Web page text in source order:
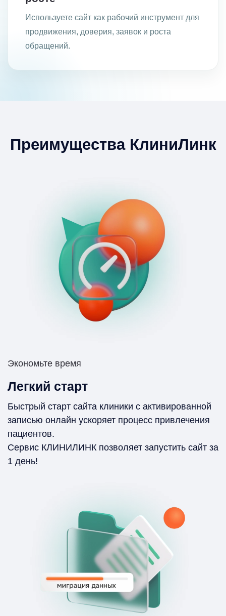
Используете сайт как рабочий инструмент для
продвижения, доверия, заявок и роста
обращений.
Преимущества КлиниЛинк
Экономьте время
Легкий старт
Быстрый старт сайта клиники с активированной
записью онлайн ускоряет процесс привлечения
пациентов.
Сервис КЛИНИЛИНК позволяет запустить сайт за
1 день!